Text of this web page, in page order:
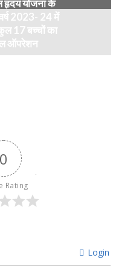
हृदय योजना के
वर्ष 2023- 24 में
17 बच्चों का
ऑपरेशन
0
Rating
Login